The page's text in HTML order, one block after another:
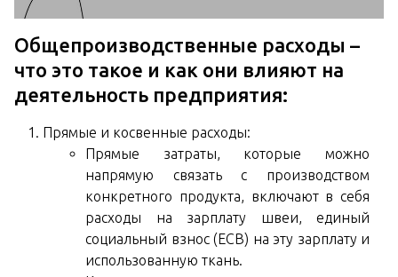
Общепроизводственные расходы –
что это такое и как они влияют на
деятельность предприятия:
Прямые и косвенные расходы:
Прямые затраты, которые можно
напрямую связать с производством
конкретного продукта, включают в себя
расходы на зарплату швеи, единый
социальный взнос (ЕСВ) на эту зарплату и
использованную ткань.